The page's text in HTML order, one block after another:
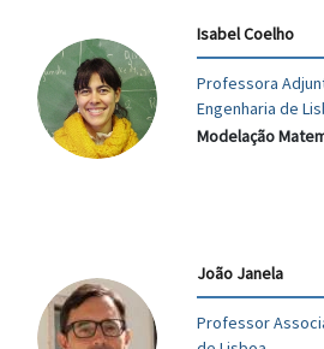
Isabel Coelho
Professora
Engenharia de
Modelação
João Janela
Professor